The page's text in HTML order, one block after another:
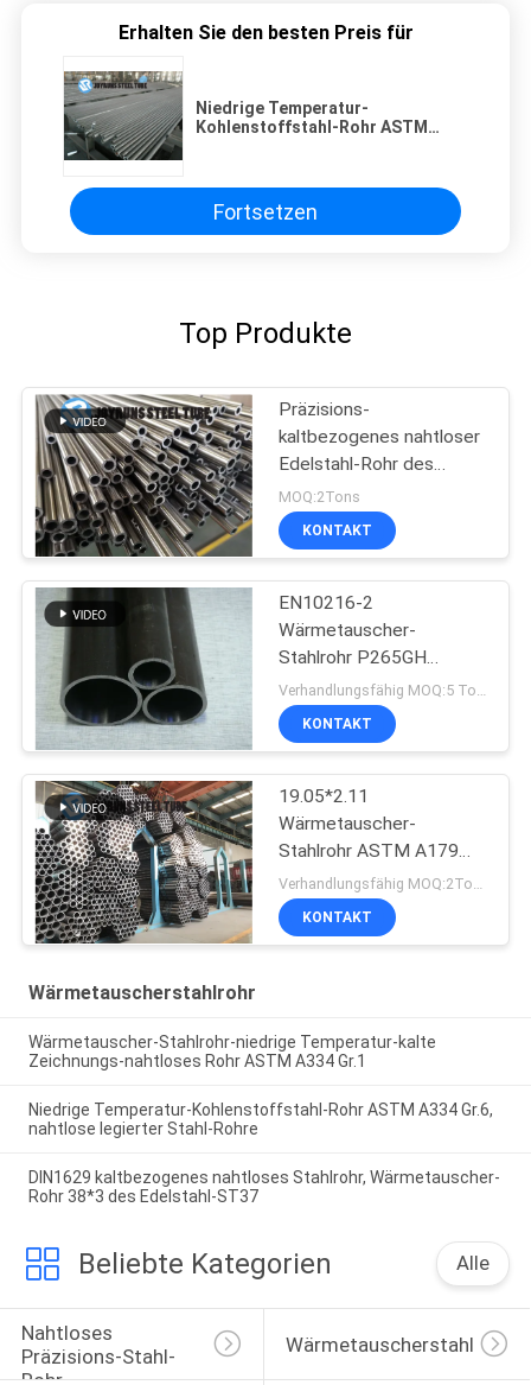
Erhalten Sie den besten Preis für
Niedrige Temperatur-
Kohlenstoffstahl-Rohr ASTM
Fortsetzen
Top Produkte
Präzisions-
kaltbezogenes nahtloser
Edelstahl-Rohr des
Wärmetauscher-JIS3445
Stahldes rohr-STKM13A
MOQ:2Tons
KONTAKT
EN10216-2
Wärmetauscher-
Stahlrohr P265GH
Kaltziehen
KONTAKT
19.05*2.11
Wärmetauscher-
Stahlrohr ASTM A179
A179M 19
KONTAKT
Wärmetauscherstahlrohr
Wärmetauscher-Stahlrohr-niedrige Temperatur-kalte
Zeichnungs-nahtloses Rohr ASTM A334 Gr.1
Niedrige Temperatur-Kohlenstoffstahl-Rohr ASTM A334 Gr.6,
nahtlose legierter Stahl-Rohre
DIN1629 kaltbezogenes nahtloses Stahlrohr, Wärmetauscher-
Rohr 38*3 des Edelstahl-ST37
Beliebte Kategorien Alle
Nahtloses
Präzisions-Stahl-
Wärmetauscherstahlrohr